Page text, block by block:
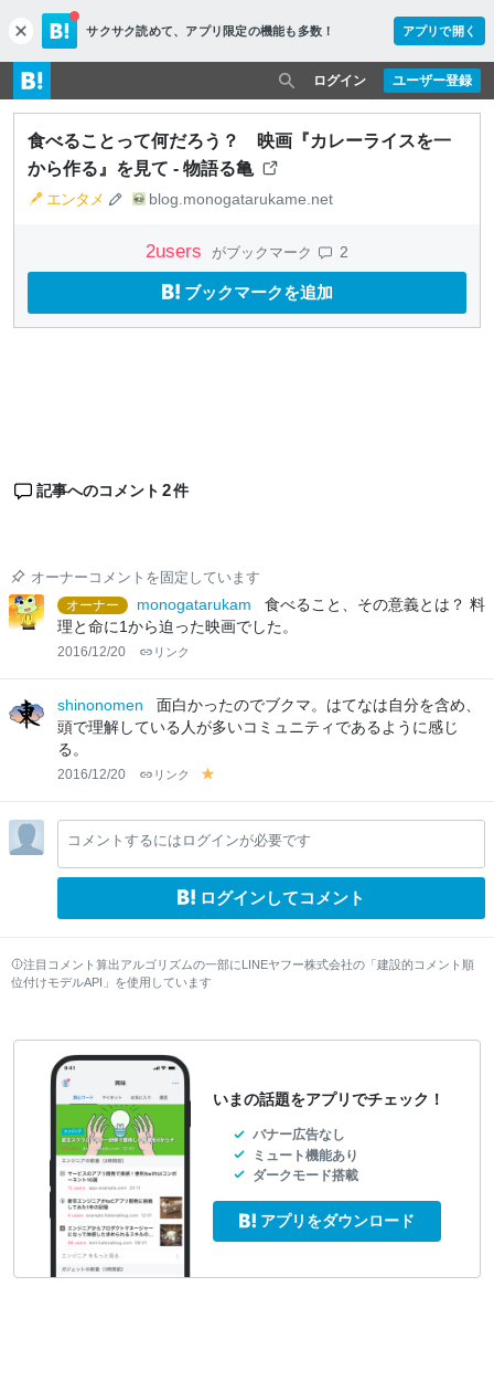
c
l
o
s
e
サクサク読めて、 アプリ限定の機能も多数！ アプリで開く
ユーザー登録
ログイン
食べることって何だろう？ 映画『カレーライスを一
から作る』を見て - 物語る亀
エンタメ blog.monogatarukame.net
2users がブックマーク 2
ブックマークを追加
記事へのコメント 2件
オーナーコメントを固定しています
オーナー
monogatarukam
食べること、その意義とは？ 料
理と命に1から迫った映画でした。
2016/12/20 リンク
shinonomen
面白かったのでブクマ。はてなは自分を含め、
頭で理解している人が多いコミュニティであるように感じ
る。
2016/12/20 リンク
lo
w
コメントするにはログインが必要です
ログインしてコメント
注目コメント算出アルゴリズムの一部にLINEヤフー株式会社の「建設的コメント順
位付けモデルAPI」を使用しています
いまの話題をアプリでチェック！
バナー広告なし
ミュート機能あり
ダークモード搭載
アプリをダウンロード